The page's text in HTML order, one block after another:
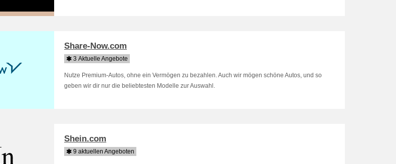
Share-Now.com
3 Aktuelle Angebote
Nutze Premium-Autos, ohne ein Vermögen zu bezahlen. Auch wir mögen schöne Autos, und so
geben wir dir nur die beliebtesten Modelle zur Auswahl.
Shein.com
9 aktuellen Angeboten